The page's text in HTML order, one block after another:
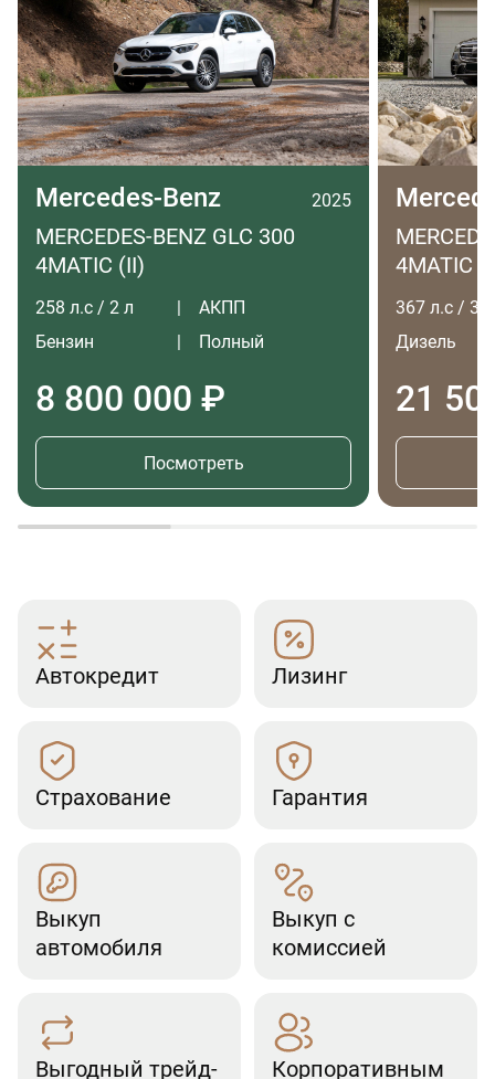
Mercedes-Benz 2025
MERCEDES-BENZ GLC 300
4MATIC (II)
258 л.с / 2 л
АКПП
Бензин
Полный
8 800 000 ₽
Посмотреть
4MATIC
367 л.с / 3 л
Дизель
21
Автокредит Лизинг
Страхование Гарантия
Выкуп
автомобиля
Выкуп с
комиссией
Выгодный трейд-
Корпоративным